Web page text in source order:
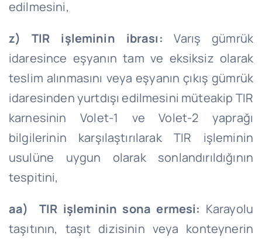
edilmesini,
z) TIR işleminin ibrası:Varış gümrük
idaresince eşyanın tam ve eksiksiz olarak
teslim alınmasını veya eşyanın çıkış gümrük
idaresinden yurtdışı edilmesini müteakip TIR
karnesinin Volet-1 ve Volet-2 yaprağı
bilgilerinin karşılaştırılarak TIR işleminin
usulüne uygun olarak sonlandırıldığının
tespitini,
aa) TIR işleminin sona ermesi: Karayolu
taşıtının, taşıt dizisinin veya konteynerin